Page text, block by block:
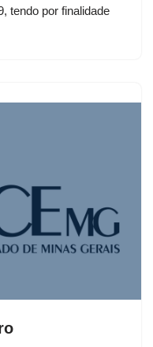
tendo por finalidade